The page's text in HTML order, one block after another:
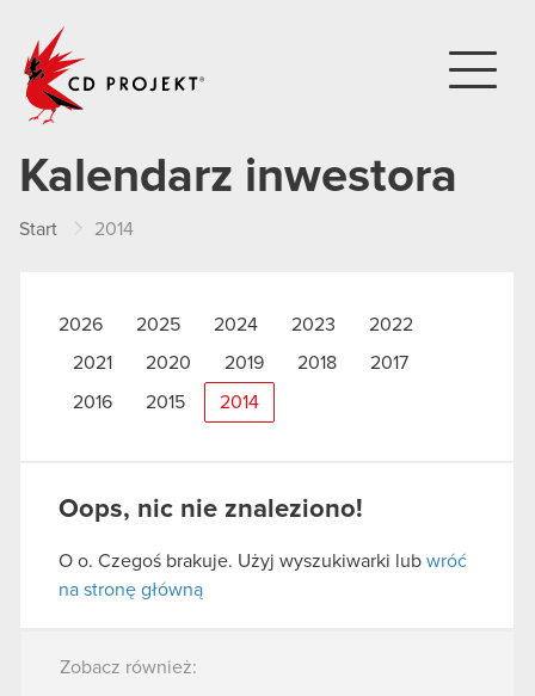
Kalendarz inwestora
Start 2014
2026 2025 2024 2023
2022
2021
2020 2019 2018 2017
2016 2015 2014
Oops, nic nie znaleziono!
O o. Czegoś brakuje. Użyj wyszukiwarki lub wróć
na stronę główną
Zobacz również: